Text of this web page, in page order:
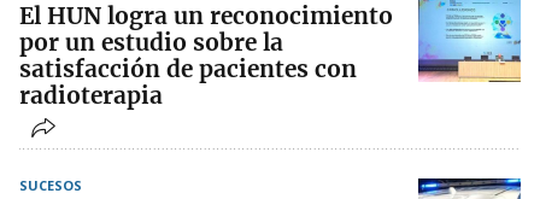
El HUN logra un reconocimiento
por un estudio sobre la
satisfacción de pacientes con
radioterapia
SUCESOS